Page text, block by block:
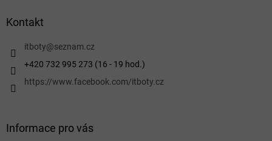
Kontakt
itboty@seznam.cz
+420 732 995 273 (16 - 19 hod.)
https://www.facebook.com/itboty.cz
Informace pro vás